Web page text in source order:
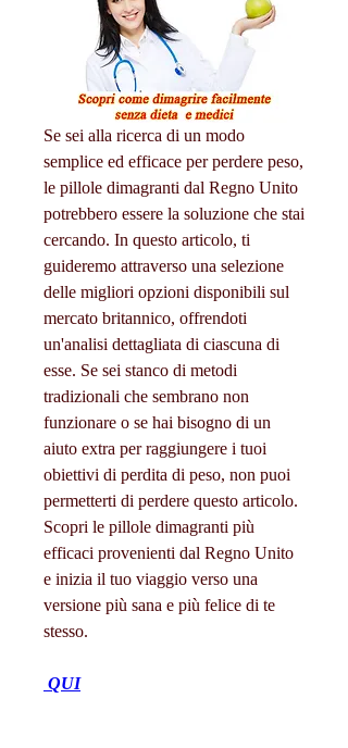
Se sei alla ricerca di un modo
semplice ed efficace per perdere peso,
le pillole dimagranti dal Regno Unito
potrebbero essere la soluzione che stai
cercando. In questo articolo, ti
guideremo attraverso una selezione
delle migliori opzioni disponibili sul
mercato britannico, offrendoti
un'analisi dettagliata di ciascuna di
esse. Se sei stanco di metodi
tradizionali che sembrano non
funzionare o se hai bisogno di un
aiuto extra per raggiungere i tuoi
obiettivi di perdita di peso, non puoi
permetterti di perdere questo articolo.
Scopri le pillole dimagranti più
efficaci provenienti dal Regno Unito
e inizia il tuo viaggio verso una
versione più sana e più felice di te
stesso.
QUI